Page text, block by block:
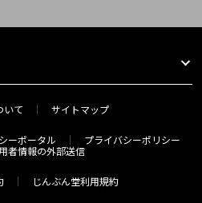
いて サイトマップ
ーポータル
プライバシーポリシー
者情報の外部送信
じんぶん堂利用規約